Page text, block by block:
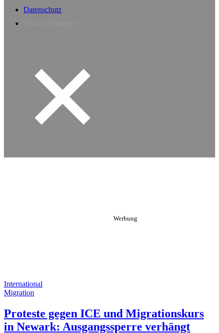
Datenschutz
International
Migration
Proteste gegen ICE und Migrationskurs
in Newark: Ausgangssperre verhängt